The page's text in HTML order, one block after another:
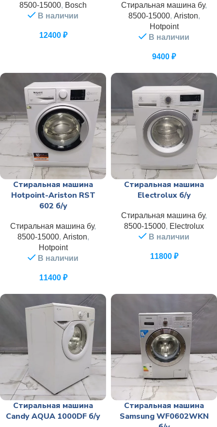
8500-15000, Bosch
В наличии
12400 ₽
Стиральная машина бу,
8500-15000, Ariston,
Hotpoint
В наличии
9400 ₽
Стиральная машина
Hotpoint-Ariston RST
602 б/у
Стиральная машина бу,
8500-15000, Ariston,
Hotpoint
В наличии
11400 ₽
Стиральная машина
Electrolux б/у
Стиральная машина бу,
8500-15000, Electrolux
В наличии
11800 ₽
Стиральная машина
Candy AQUA 1000DF б/у
Стиральная машина
Samsung WF0602WKN